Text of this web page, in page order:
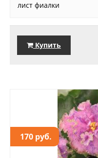
лист фиалки
Купить
170 руб.